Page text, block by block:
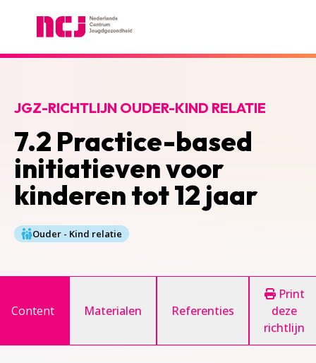
7.2 Practice-based
initiatieven voor
kinderen tot 12 jaar
JGZ-RICHTLIJN OUDER-KIND RELATIE
Ouder - Kind relatie
Content Materialen Referenties
Print
deze
richtlijn